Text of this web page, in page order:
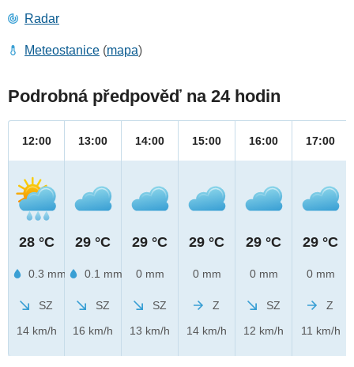
Radar
Meteostanice (mapa)
Podrobná předpověď na 24 hodin
12:00
28 °C
0.3 mm
SZ
14 km/h
13:00
29 °C
0.1 mm
SZ
16 km/h
14:00
29 °C
0 mm
SZ
13 km/h
15:00
29 °C
0 mm
Z
14 km/h
16:00
29 °C
0 mm
SZ
12 km/h
17:00
29 °C
0 mm
Z
11 km/h